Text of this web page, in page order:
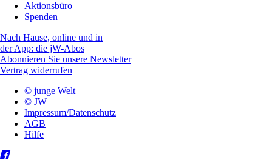
Aktionsbüro
Spenden
Nach Hause, online und in
der App: die jW-Abos
Abonnieren Sie unsere Newsletter
Vertrag widerrufen
© junge Welt
© JW
Impressum/Datenschutz
AGB
Hilfe